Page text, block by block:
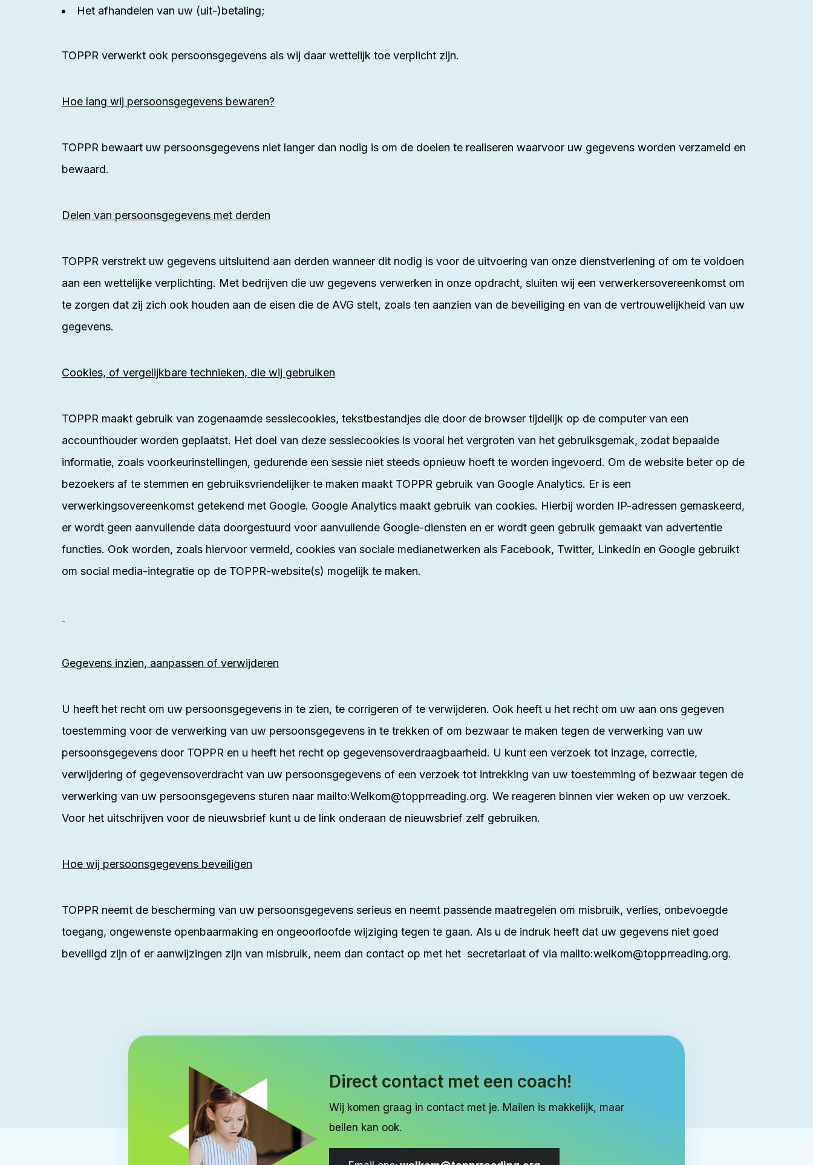
Het afhandelen van uw (uit-)betaling;
TOPPR verwerkt ook persoonsgegevens als wij daar wettelijk toe verplicht zijn.
Hoe lang wij persoonsgegevens bewaren?
TOPPR bewaart uw persoonsgegevens niet langer dan nodig is om de doelen te realiseren waarvoor uw gegevens worden verzameld en
bewaard.
Delen van persoonsgegevens met derden
TOPPR verstrekt uw gegevens uitsluitend aan derden wanneer dit nodig is voor de uitvoering van onze dienstverlening of om te voldoen
aan een wettelijke verplichting. Met bedrijven die uw gegevens verwerken in onze opdracht, sluiten wij een verwerkersovereenkomst om
te zorgen dat zij zich ook houden aan de eisen die de AVG stelt, zoals ten aanzien van de beveiliging en van de vertrouwelijkheid van uw
gegevens.
Cookies, of vergelijkbare technieken, die wij gebruiken
TOPPR maakt gebruik van zogenaamde sessiecookies, tekstbestandjes die door de browser tijdelijk op de computer van een
accounthouder worden geplaatst. Het doel van deze sessiecookies is vooral het vergroten van het gebruiksgemak, zodat bepaalde
informatie, zoals voorkeurinstellingen, gedurende een sessie niet steeds opnieuw hoeft te worden ingevoerd. Om de website beter op de
bezoekers af te stemmen en gebruiksvriendelijker te maken maakt TOPPR gebruik van Google Analytics. Er is een
verwerkingsovereenkomst getekend met Google. Google Analytics maakt gebruik van cookies. Hierbij worden IP-adressen gemaskeerd,
er wordt geen aanvullende data doorgestuurd voor aanvullende Google-diensten en er wordt geen gebruik gemaakt van advertentie
functies. Ook worden, zoals hiervoor vermeld, cookies van sociale medianetwerken als Facebook, Twitter, LinkedIn en Google gebruikt
om social media-integratie op de TOPPR-website(s) mogelijk te maken.
Gegevens inzien, aanpassen of verwijderen
U heeft het recht om uw persoonsgegevens in te zien, te corrigeren of te verwijderen. Ook heeft u het recht om uw aan ons gegeven
toestemming voor de verwerking van uw persoonsgegevens in te trekken of om bezwaar te maken tegen de verwerking van uw
persoonsgegevens door TOPPR en u heeft het recht op gegevensoverdraagbaarheid. U kunt een verzoek tot inzage, correctie,
verwijdering of gegevensoverdracht van uw persoonsgegevens of een verzoek tot intrekking van uw toestemming of bezwaar tegen de
verwerking van uw persoonsgegevens sturen naar mailto:Welkom@topprreading.org. We reageren binnen vier weken op uw verzoek.
Voor het uitschrijven voor de nieuwsbrief kunt u de link onderaan de nieuwsbrief zelf gebruiken.
Hoe wij persoonsgegevens beveiligen
TOPPR neemt de bescherming van uw persoonsgegevens serieus en neemt passende maatregelen om misbruik, verlies, onbevoegde
toegang, ongewenste openbaarmaking en ongeoorloofde wijziging tegen te gaan. Als u de indruk heeft dat uw gegevens niet goed
beveiligd zijn of er aanwijzingen zijn van misbruik, neem dan contact op met het secretariaat of via mailto:welkom@topprreading.org.
Direct contact met een coach!
Wij komen graag in contact met je. Mailen is makkelijk, maar
bellen kan ook.